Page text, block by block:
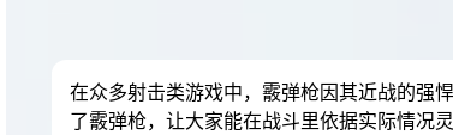
在众多射击类游戏中，霰弹枪因其近战的强
了霰弹枪，让大家能在战斗里依据实际情况